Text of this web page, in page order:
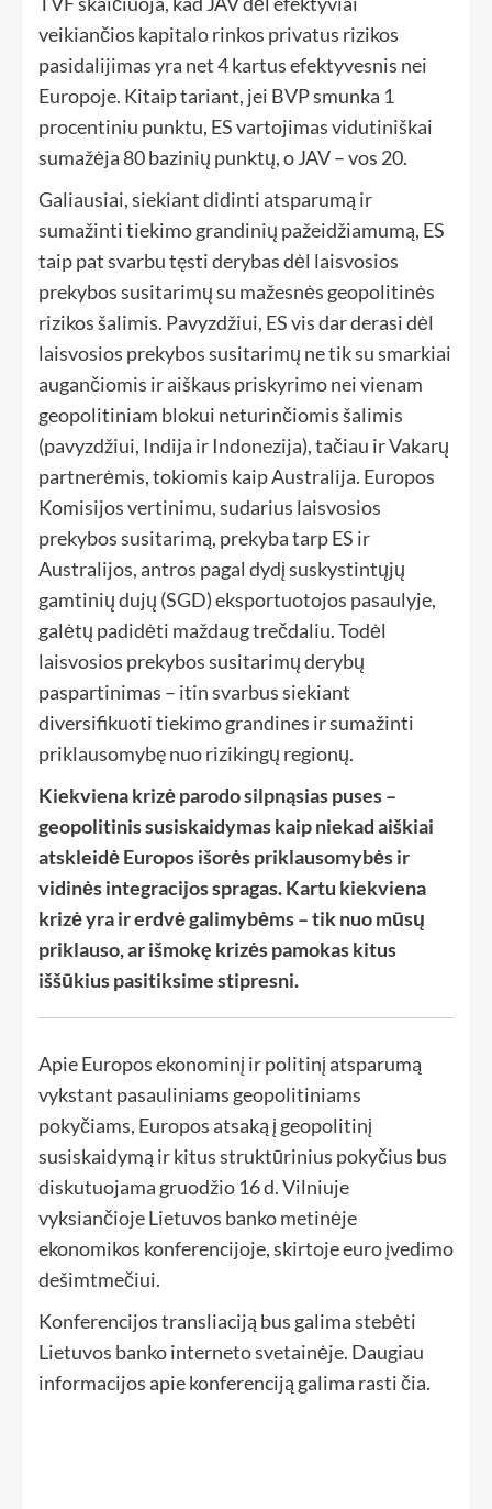
veikiančios kapitalo rinkos privatus rizikos
pasidalijimas yra net 4 kartus efektyvesnis nei
Europoje. Kitaip tariant, jei BVP smunka 1
procentiniu punktu, ES vartojimas vidutiniškai
sumažėja 80 bazinių punktų, o JAV – vos 20.
Galiausiai, siekiant didinti atsparumą ir
sumažinti tiekimo grandinių pažeidžiamumą, ES
taip pat svarbu tęsti derybas dėl laisvosios
prekybos susitarimų su mažesnės geopolitinės
rizikos šalimis. Pavyzdžiui, ES vis dar derasi dėl
laisvosios prekybos susitarimų ne tik su smarkiai
augančiomis ir aiškaus priskyrimo nei vienam
geopolitiniam blokui neturinčiomis šalimis
(pavyzdžiui, Indija ir Indonezija), tačiau ir Vakarų
partnerėmis, tokiomis kaip Australija. Europos
Komisijos vertinimu, sudarius laisvosios
prekybos susitarimą, prekyba tarp ES ir
Australijos, antros pagal dydį suskystintųjų
gamtinių dujų (SGD) eksportuotojos pasaulyje,
galėtų padidėti maždaug trečdaliu. Todėl
laisvosios prekybos susitarimų derybų
paspartinimas – itin svarbus siekiant
diversifikuoti tiekimo grandines ir sumažinti
priklausomybę nuo rizikingų regionų.
Kiekviena krizė parodo silpnąsias puses –
geopolitinis susiskaidymas kaip niekad aiškiai
atskleidė Europos išorės priklausomybės ir
vidinės integracijos spragas. Kartu kiekviena
krizė yra ir erdvė galimybėms – tik nuo mūsų
priklauso, ar išmokę krizės pamokas kitus
iššūkius pasitiksime stipresni.
Apie Europos ekonominį ir politinį atsparumą
vykstant pasauliniams geopolitiniams
pokyčiams, Europos atsaką į geopolitinį
susiskaidymą ir kitus struktūrinius pokyčius bus
diskutuojama gruodžio 16 d. Vilniuje
vyksiančioje Lietuvos banko metinėje
ekonomikos konferencijoje, skirtoje euro įvedimo
dešimtmečiui.
Konferencijos transliaciją bus galima stebėti
Lietuvos banko interneto svetainėje. Daugiau
informacijos apie konferenciją galima rasti čia.